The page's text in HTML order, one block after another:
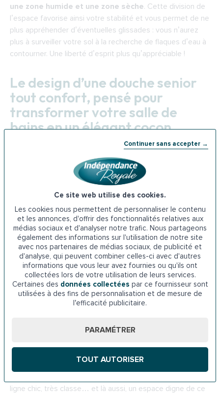
Continuer sans accepter →
Ce site web utilise des cookies.
Les cookies nous permettent de personnaliser le contenu
et les annonces, d'offrir des fonctionnalités relatives aux
médias sociaux et d'analyser notre trafic. Nous partageons
également des informations sur l'utilisation de notre site
avec nos partenaires de médias sociaux, de publicité et
d'analyse, qui peuvent combiner celles-ci avec d'autres
informations que vous leur avez fournies ou qu'ils ont
collectées lors de votre utilisation de leurs services.
Certaines des données collectées par ce fournisseur sont
utilisées à des fins de personnalisation et de mesure de
l’efficacité publicitaire.
PARAMÉTRER
TOUT AUTORISER
une zone humide et une zone sèche. Cette division de
l’espace favorise ainsi votre stabilité et vous permet de ne
plus appréhender d’éventuelles glissades : vous n’aurez
plus à surveiller votre sol à la recherche de flaques d’eau à
contourner. Une liberté d’esprit plus qu’appréciable !
Le design d’une douche senior
tout confort, pensé pour
transformer votre salle de
bains en un élégant cocon
Parce que vieillir ne doit pas vous obliger à renoncer à vos
goûts, nous mettons un point d’honneur à
design de nos produits. Et ce, des parois aux
revêtements en passant par le receveur, le siège, etc. Le
confort, c’est aussi pouvoir satisfaire son appétence pour
les jolies choses, et ça, nous l’avons bien compris. Chez
nous, si les accessoires peuvent être considérés comme
des appuis à la personne, tout est fait pour enatténuer la
connotation médicalisée: nous préférons faire rimer
maintien à domicile avec intimité ! Nous avons conçu des
modèles auxlignes épurées et contemporaines . Leurs
atouts : une élégance incontestable, alliée à un
aménagement et une sécurité optimisés.
fois très ergonomique avec son siège rabattable antiglisse
un bel espace à l’italienne. Quant à la StylDouche®, elle
ligne chic, très classe… et là aussi, un espace digne de ce